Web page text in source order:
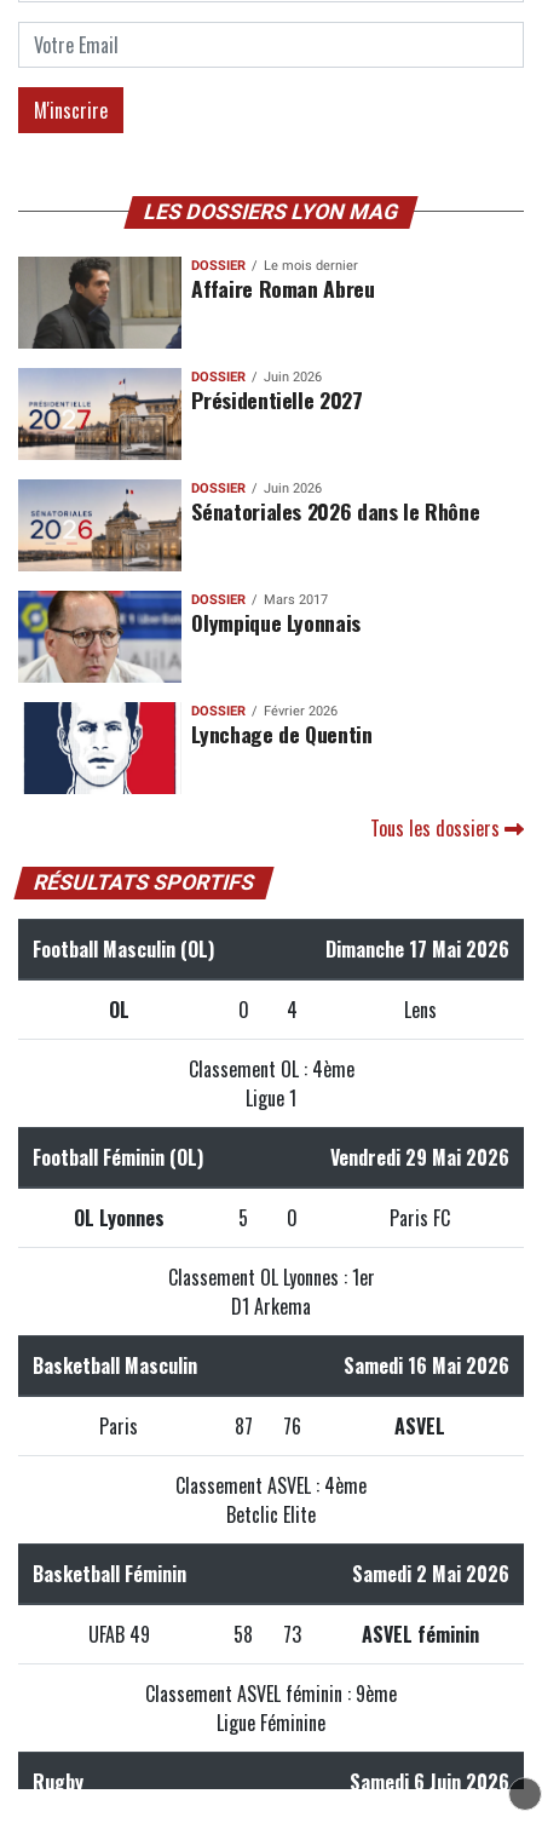
LES DOSSIERS LYON MAG
DOSSIER Le mois dernier
Affaire Roman Abreu
DOSSIER Juin 2026
Présidentielle 2027
DOSSIER Juin 2026
Sénatoriales 2026 dans le Rhône
DOSSIER Mars 2017
Olympique Lyonnais
DOSSIER Février 2026
Lynchage de Quentin
Tous les dossiers
RÉSULTATS SPORTIFS
Football Masculin (OL) Dimanche 17 Mai 2026
OL 0 4 Lens
Classement OL : 4ème
Ligue 1
Football Féminin (OL) Vendredi 29 Mai 2026
OL Lyonnes 5 0 Paris FC
Classement OL Lyonnes : 1er
D1 Arkema
Basketball Masculin Samedi 16 Mai 2026
Paris 87 76 ASVEL
Classement ASVEL : 4ème
Betclic Elite
Basketball Féminin Samedi 2 Mai 2026
UFAB 49 58 73 ASVEL féminin
Classement ASVEL féminin : 9ème
Ligue Féminine
Rugby Samedi 6 Juin 2026